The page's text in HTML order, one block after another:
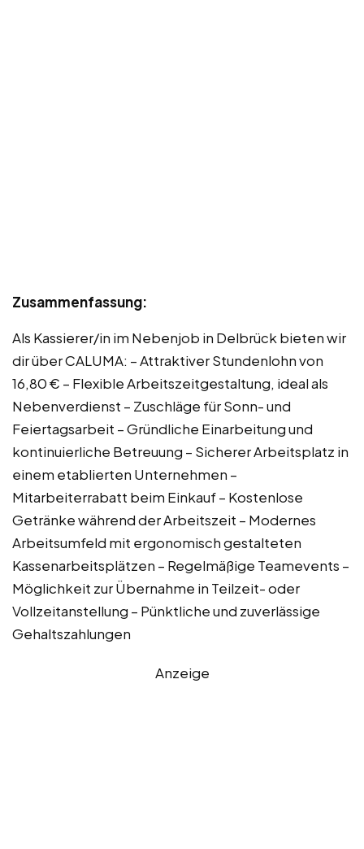
Zusammenfassung:
Als Kassierer/in im Nebenjob in Delbrück bieten wir
dir über CALUMA: – Attraktiver Stundenlohn von
16,80 € – Flexible Arbeitszeitgestaltung, ideal als
Nebenverdienst – Zuschläge für Sonn- und
Feiertagsarbeit – Gründliche Einarbeitung und
kontinuierliche Betreuung – Sicherer Arbeitsplatz in
einem etablierten Unternehmen –
Mitarbeiterrabatt beim Einkauf – Kostenlose
Getränke während der Arbeitszeit – Modernes
Arbeitsumfeld mit ergonomisch gestalteten
Kassenarbeitsplätzen – Regelmäßige Teamevents –
Möglichkeit zur Übernahme in Teilzeit- oder
Vollzeitanstellung – Pünktliche und zuverlässige
Gehaltszahlungen
Anzeige